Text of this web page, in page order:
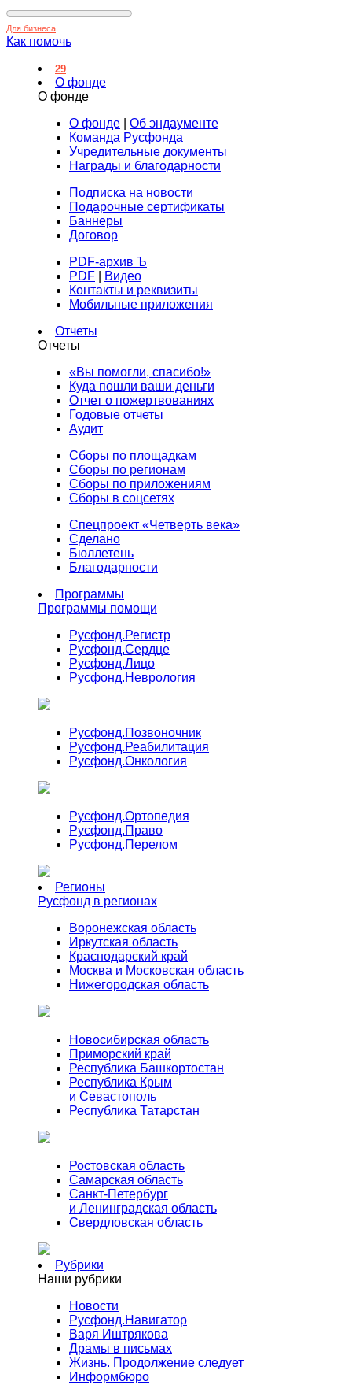
Для бизнеса
Как помочь
29
О фонде
О фонде
О фонде
Об эндаументе
Команда Русфонда
Учредительные документы
Награды и благодарности
Подписка на новости
Подарочные сертификаты
Баннеры
Договор
PDF-архив Ъ
PDF
Видео
Контакты и реквизиты
Мобильные приложения
Отчеты
Отчеты
«Вы помогли, спасибо!»
Куда пошли ваши деньги
Отчет о пожертвованиях
Годовые отчеты
Аудит
Сборы по площадкам
Сборы по регионам
Сборы по приложениям
Сборы в соцсетях
Спецпроект «Четверть века»
Сделано
Бюллетень
Благодарности
Программы
Программы помощи
Русфонд.Регистр
Русфонд.Сердце
Русфонд.Лицо
Русфонд.Неврология
Русфонд.Позвоночник
Русфонд.Реабилитация
Русфонд.Онкология
Русфонд.Ортопедия
Русфонд.Право
Русфонд.Перелом
Регионы
Русфонд в регионах
Воронежская область
Иркутская область
Краснодарский край
Москва и Московская область
Нижегородская область
Новосибирская область
Приморский край
Республика Башкортостан
Республика Крым
и Севастополь
Республика Татарстан
Ростовская область
Самарская область
Санкт-Петербург
и Ленинградская область
Свердловская область
Рубрики
Наши рубрики
Новости
Русфонд.Навигатор
Варя Иштрякова
Драмы в письмах
Жизнь. Продолжение следует
Информбюро